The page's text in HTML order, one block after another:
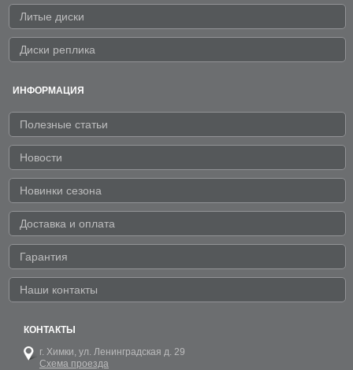
Литые диски
Диски реплика
ИНФОРМАЦИЯ
Полезные статьи
Новости
Новинки сезона
Доставка и оплата
Гарантия
Наши контакты
КОНТАКТЫ
г. Химки, ул. Ленинградская д. 29
Схема проезда